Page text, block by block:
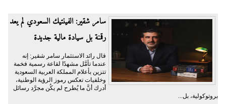
سامر شقير: الفينتيك السعودي لم يعد
رقمنة بل سيادة مالية جديدة
قال رائد الاستثمار سامر شقير: إنه
عندما تأمَّل مشهدًا لقاعة رسمية فخمة
تتزين بأعلام المملكة العربية السعودية
وخلفيات تعكس رموز الرؤية الوطنية،
أدرك أنَّ ما يُطرح لم يكُن مجرَّد رسائل
بروتوكولية، بل...